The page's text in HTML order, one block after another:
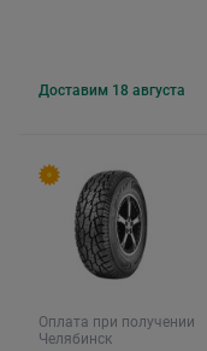
Доставим 18 августа
Оплата при получении
Челябинск